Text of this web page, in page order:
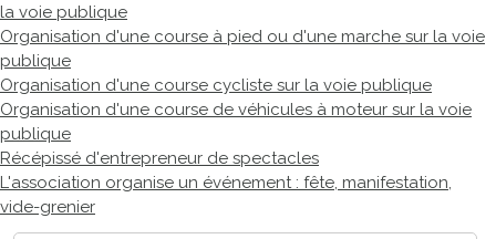
la voie publique
Organisation d'une course à pied ou d'une marche sur la voie
publique
Organisation d'une course cycliste sur la voie publique
Organisation d'une course de véhicules à moteur sur la voie
publique
Récépissé d'entrepreneur de spectacles
L'association organise un événement : fête, manifestation,
vide-grenier